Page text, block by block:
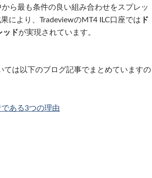
ら最も条件の良い組み合わせをスプレッ
により、TradeviewのMT4 ILC口座では ド
ッドが実現されています。
ては以下のブログ記事でまとめていますの
である3つの理由